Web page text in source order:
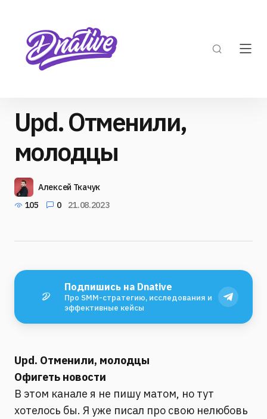
Upd. Отменили,
молодцы
Алексей Ткачук
105
0 21.08.2023
Подпишись на Dnative
Про SMM-стратегию, исследования и
эффективные кейсы
Upd. Отменили, молодцы
Офигеть новости
В этом канале я не пишу матом, но тут
хотелось бы. Я уже писал про свою нелюбовь